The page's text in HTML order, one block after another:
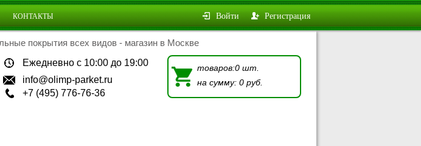
КОНТАКТЫ Войти Регистрация
покрытия всех видов - магазин в Москве
Ежедневно с 10:00 до 19:00
info@olimp-parket.ru
+7 (495) 776-76-36
товаров:0 шт.
на сумму: 0 руб.